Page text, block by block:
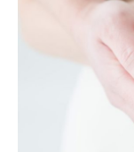
全国の認定サ